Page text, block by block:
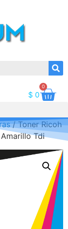
$ 0
0
/ Toner Ricoh
Tdi